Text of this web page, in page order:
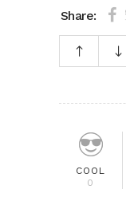
Share:
COOL
0